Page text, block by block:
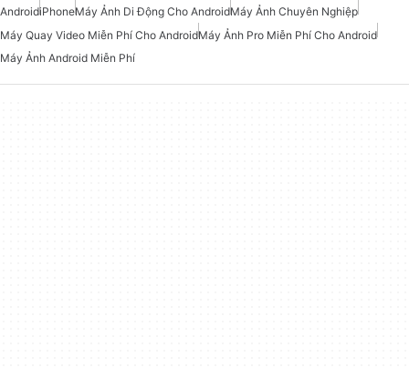
AndroidiPhoneMáy Ảnh Di Động Cho AndroidMáy Ảnh Chuyên Nghiệp
Máy Quay Video Miễn Phí Cho AndroidMáy Ảnh Pro Miễn Phí Cho Android
Máy Ảnh Android Miễn Phí